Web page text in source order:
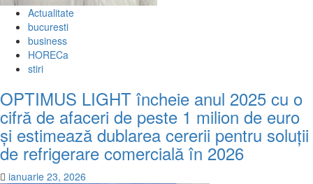
Actualitate
bucuresti
business
HORECa
stiri
OPTIMUS LIGHT încheie anul 2025 cu o
cifră de afaceri de peste 1 milion de euro
și estimează dublarea cererii pentru soluții
de refrigerare comercială în 2026
ianuarie 23, 2026